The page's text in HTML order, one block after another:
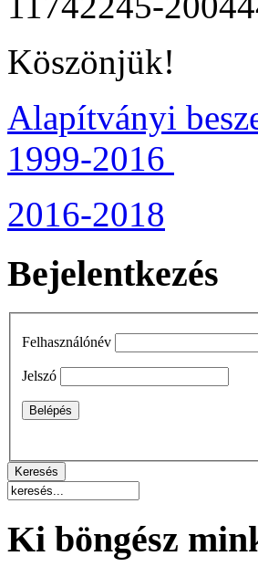
Köszönjük!
Alapítványi
1999-2016
2016-2018
Bejelentkezés
Felhasználónév
Jelszó
Ki böngész